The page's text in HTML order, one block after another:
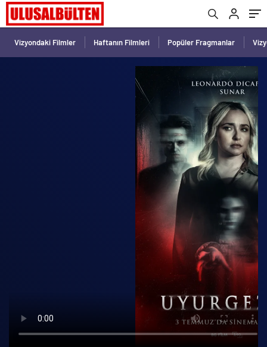
Vizyondaki Filmler Haftanın Filmleri Popüler Fragmanlar